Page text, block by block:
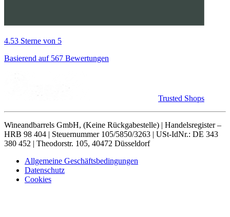
4.53 Sterne von 5
Basierend auf 567 Bewertungen
Trusted Shops
Wineandbarrels GmbH, (Keine Rückgabestelle) | Handelsregister –
HRB 98 404 | Steuernummer 105/5850/3263 | USt-IdNr.: DE 343
380 452 | Theodorstr. 105, 40472 Düsseldorf
Allgemeine Geschäftsbedingungen
Datenschutz
Cookies